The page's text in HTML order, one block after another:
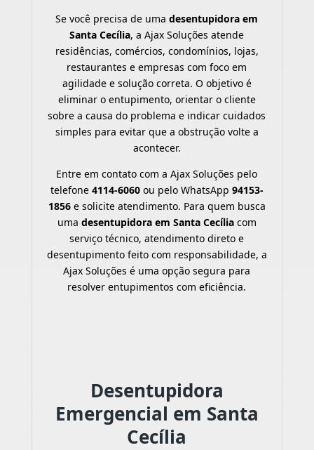
Se você precisa de umadesentupidora em
Santa Cecília, a Ajax Soluções atende
residências, comércios, condomínios, lojas,
restaurantes e empresas com foco em
agilidade e solução correta. O objetivo é
eliminar o entupimento, orientar o cliente
sobre a causa do problema e indicar cuidados
simples para evitar que a obstrução volte a
acontecer.
Entre em contato com a Ajax Soluções pelo
telefone 4114-6060ou pelo WhatsApp 94153-
1856e solicite atendimento. Para quem busca
uma desentupidora em Santa Cecíliacom
serviço técnico, atendimento direto e
desentupimento feito com responsabilidade, a
Ajax Soluções é uma opção segura para
resolver entupimentos com eficiência.
Desentupidora
Emergencial em Santa
Cecília